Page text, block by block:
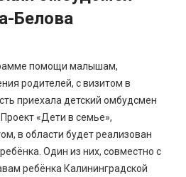
Белова
помощи малышам,
родителей, с визитом в
приехала детский омбудсмен
«Дети в семье»,
в области будет реализован
Один из них, совместно с
ребёнка Калининградской